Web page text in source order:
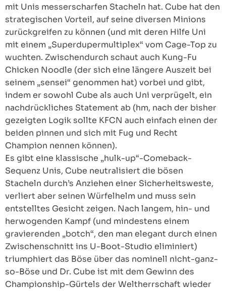
mit Unis messerscharfen Stacheln hat. Cube hat den
strategischen Vorteil, auf seine diversen Minions
zurückgreifen zu können (und mit deren Hilfe Uni
mit einem „Superdupermultiplex“ vom Cage-Top zu
wuchten. Zwischendurch schaut auch Kung-Fu
Chicken Noodle (der sich eine längere Auszeit bei
seinem „sensei“ genommen hat) vorbei und gibt,
indem er sowohl Cube als auch Uni verprügelt, ein
nachdrückliches Statement ab (hm, nach der bisher
gezeigten Logik sollte KFCN auch einfach einen der
beiden pinnen und sich mit Fug und Recht
Champion nennen können).
Es gibt eine klassische „hulk-up“-Comeback-
Sequenz Unis, Cube neutralisiert die bösen
Stacheln durch’s Anziehen einer Sicherheitsweste,
verliert aber seinen Würfelhelm und muss sein
entstelltes Gesicht zeigen. Nach langem, hin- und
herwogenden Kampf (und mindestens einem
gravierenden „botch“, den man elegant durch einen
Zwischenschnitt ins U-Boot-Studio eliminiert)
triumphiert das Böse über das nominell nicht-ganz-
so-Böse und Dr. Cube ist mit dem Gewinn des
Championship-Gürtels der Weltherrschaft wieder